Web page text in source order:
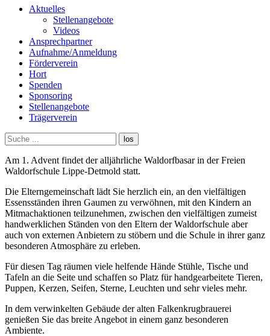
Aktuelles
Stellenangebote
Videos
Ansprechpartner
Aufnahme/Anmeldung
Förderverein
Hort
Spenden
Sponsoring
Stellenangebote
Trägerverein
Am 1. Advent findet der alljährliche Waldorfbasar in der Freien
Waldorfschule Lippe-Detmold statt.
Die Elterngemeinschaft lädt Sie herzlich ein, an den vielfältigen
Essensständen ihren Gaumen zu verwöhnen, mit den Kindern an
Mitmachaktionen teilzunehmen, zwischen den vielfältigen zumeist
handwerklichen Ständen von den Eltern der Waldorfschule aber
auch von externen Anbietern zu stöbern und die Schule in ihrer ganz
besonderen Atmosphäre zu erleben.
Für diesen Tag räumen viele helfende Hände Stühle, Tische und
Tafeln an die Seite und schaffen so Platz für handgearbeitete Tieren,
Puppen, Kerzen, Seifen, Sterne, Leuchten und sehr vieles mehr.
In dem verwinkelten Gebäude der alten Falkenkrugbrauerei
genießen Sie das breite Angebot in einem ganz besonderen
Ambiente.